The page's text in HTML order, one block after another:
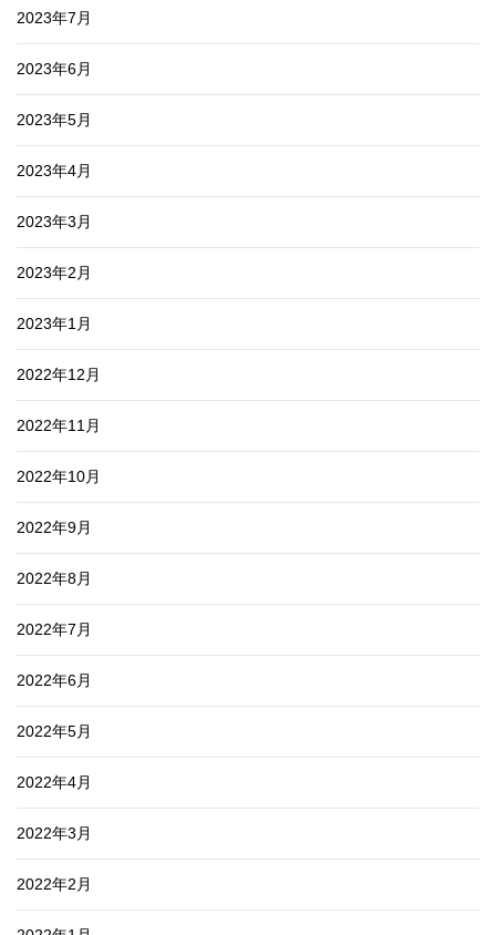
2023年7月
2023年6月
2023年5月
2023年4月
2023年3月
2023年2月
2023年1月
2022年12月
2022年11月
2022年10月
2022年9月
2022年8月
2022年7月
2022年6月
2022年5月
2022年4月
2022年3月
2022年2月